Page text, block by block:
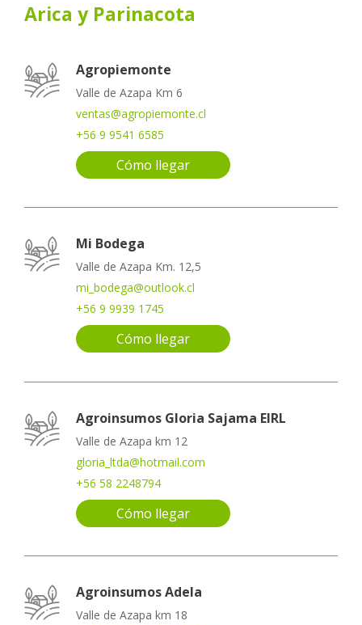
Arica y Parinacota
Agropiemonte
Valle de Azapa Km 6
ventas@agropiemonte.cl
+56 9 9541 6585
Cómo llegar
Mi Bodega
Valle de Azapa Km. 12,5
mi_bodega@outlook.cl
+56 9 9939 1745
Cómo llegar
Agroinsumos Gloria Sajama EIRL
Valle de Azapa km 12
gloria_ltda@hotmail.com
+56 58 2248794
Cómo llegar
Agroinsumos Adela
Valle de Azapa km 18